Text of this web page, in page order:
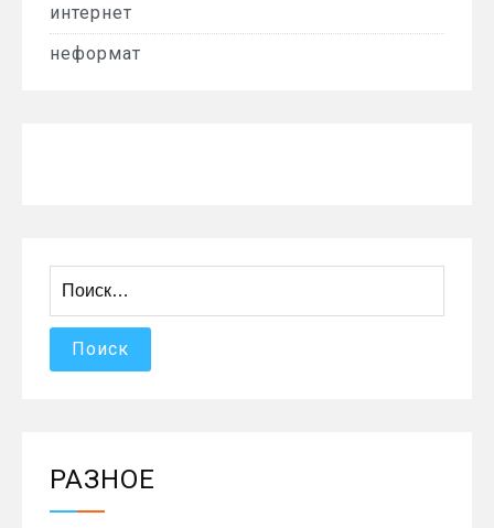
интернет
неформат
РАЗНОЕ